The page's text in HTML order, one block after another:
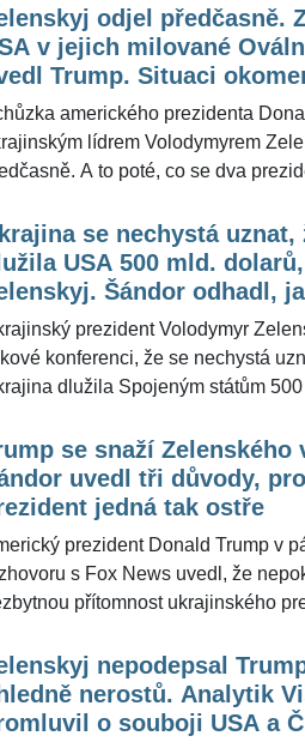
experta a
»celá věc ohledně
před kamerami v Oválné
strany rozešly bez dojednání
toho se do popředí dostala
být spíš součástí módního
která zajišťuje potenciální mír
ŽivotvČesku.cz se
kontroverzní televize Real
lidově řečeno namazal na
odjel předčasně.
v jejich milované
Trump. Situaci
amerického prezidenta
lídrem Volodymyrem
A to poté, co se dva
a AP. Trump na sociální sítě
se může vrátit, až bude
prezident ihned Bílý dům
tisková konference a nekoná
podpis ekonomické
Zelenskému, že se chová
bezpečnostní expert a
se nechystá uznat,
USA 500 mld. dolarů,
Šándor odhadl,
prezident Volodymyr
konferenci, že se nechystá
dlužila Spojeným státům
pomoc za 100 miliard dolarů
za půjčky, řekl
serveru RBK-Ukrajina. Pro
Andor Šándor. Z jeho slov
podobná prohlášení neměl
protože Trumpa mohou
se snaží Zelenského
uvedl tři důvody,
jedná tak ostře
prezident Donald Trump v
s Fox News uvedl, že
přítomnost ukrajinského
na Ukrajině. Šéf Bílého domu
Zelenskyj velmi ztěžuje uzavírání
situaci okomentoval
nepodepsal
nerostů. Analytik
o souboji USA a